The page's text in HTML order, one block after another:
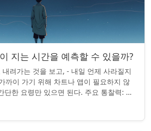
지는 시간을 예측할 수 있을까?
려가는 것을 보고, - 내일 언제 사라질지
까이 가기 위해 차트나 앱이 필요하지 않
단한 요령만 있으면 된다. 주요 통찰력: 오
알고...